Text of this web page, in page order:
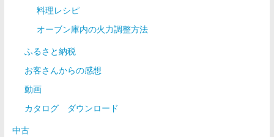
料理レシピ
オーブン庫内の火力調整方法
ふるさと納税
お客さんからの感想
動画
カタログ ダウンロード
中古